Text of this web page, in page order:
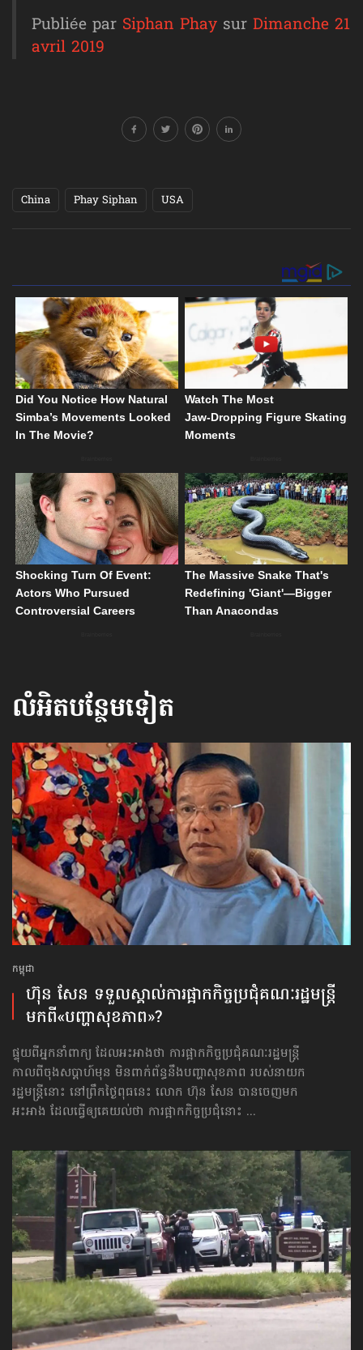
Publiée par Siphan Phay surDimanche 21
avril 2019
China Phay Siphan USA
លំអិតបន្ថែមទៀត
កម្ពុជា
ហ៊ុន សែន ទទួលស្គាល់​ការផ្អាក​កិច្ចប្រជុំ​គណៈរដ្ឋមន្ត្រី
មកពី«បញ្ហា​សុខភាព»?
ផ្ទុយពីអ្នកនាំពាក្យ ដែលអះអាងថា ការផ្អាកកិច្ចប្រជុំគណៈរដ្ឋមន្ត្រី
កាលពីចុងសប្ដាហ៍មុន មិនពាក់ព័ន្ធនឹងបញ្ហាសុខភាព របស់នាយក
រដ្ឋមន្ត្រីនោះ នៅព្រឹកថ្ងៃពុធនេះ លោក ហ៊ុន សែន បានចេញមក
អះអាង ដែលធ្វើឲ្យគេយល់ថា ការផ្អាកកិច្ចប្រជុំនោះ ...